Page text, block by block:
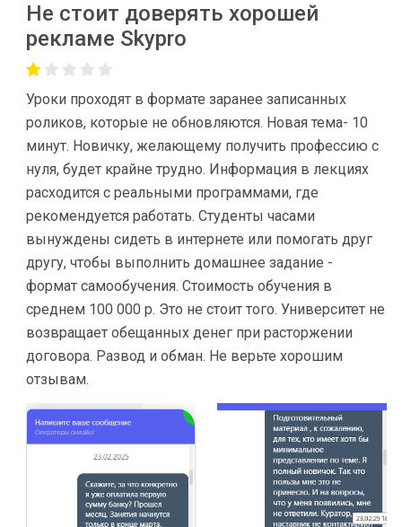
Не стоит доверять хорошей
рекламе Skypro
Уроки проходят в формате заранее записанных
роликов, которые не обновляются. Новая тема- 10
минут. Новичку, желающему получить профессию с
нуля, будет крайне трудно. Информация в лекциях
расходится с реальными программами, где
рекомендуется работать. Студенты часами
вынуждены сидеть в интернете или помогать друг
другу, чтобы выполнить домашнее задание -
формат самообучения. Стоимость обучения в
среднем 100 000 р. Это не стоит того. Университет не
возвращает обещанных денег при расторжении
договора. Развод и обман. Не верьте хорошим
отзывам.